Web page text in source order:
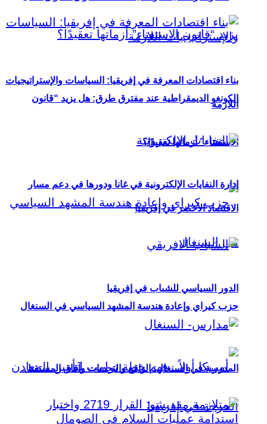
الكونغو الديمقراطية عند مفترق طرق: هل يزيد “قانون
الاستفتاء” أزماتها تعقيدًا؟
حزب كيراي وإعادة هندسة المشهد السياسي في السنغال
بناء اقتصادات المعرفة في إفريقيا: السياسات والإستراتيجيات
اللازمة
إدارة النفايات الإلكترونية في غانا ودورها في دعم مسار
الاقتصاد الأخضر في إفريقيا
الدور السياسي للشباب في إفريقيا
المدرسة في السنغال: الواقع والتحديات وآفاق المستقبل